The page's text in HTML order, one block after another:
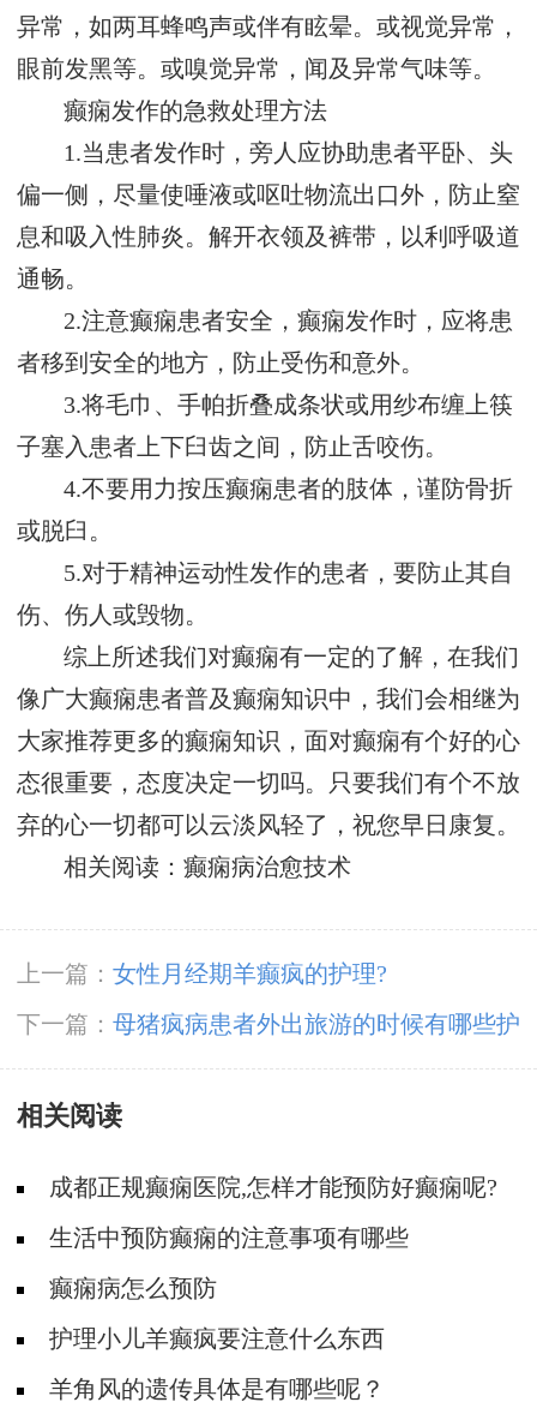
异常，如两耳蜂鸣声或伴有眩晕。或视觉异常，
眼前发黑等。或嗅觉异常，闻及异常气味等。
癫痫发作的急救处理方法
1.当患者发作时，旁人应协助患者平卧、头
偏一侧，尽量使唾液或呕吐物流出口外，防止窒
息和吸入性肺炎。解开衣领及裤带，以利呼吸道
通畅。
2.注意癫痫患者安全，癫痫发作时，应将患
者移到安全的地方，防止受伤和意外。
3.将毛巾、手帕折叠成条状或用纱布缠上筷
子塞入患者上下臼齿之间，防止舌咬伤。
4.不要用力按压癫痫患者的肢体，谨防骨折
或脱臼。
5.对于精神运动性发作的患者，要防止其自
伤、伤人或毁物。
综上所述我们对癫痫有一定的了解，在我们
像广大癫痫患者普及癫痫知识中，我们会相继为
大家推荐更多的癫痫知识，面对癫痫有个好的心
态很重要，态度决定一切吗。只要我们有个不放
弃的心一切都可以云淡风轻了，祝您早日康复。
相关阅读：癫痫病治愈技术
上一篇： 女性月经期羊癫疯的护理?
下一篇： 母猪疯病患者外出旅游的时候有哪些护
理方法？
相关阅读
成都正规癫痫医院,怎样才能预防好癫痫呢?
生活中预防癫痫的注意事项有哪些
癫痫病怎么预防
护理小儿羊癫疯要注意什么东西
羊角风的遗传具体是有哪些呢？